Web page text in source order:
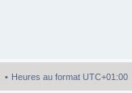
Heures au format UTC+01:00